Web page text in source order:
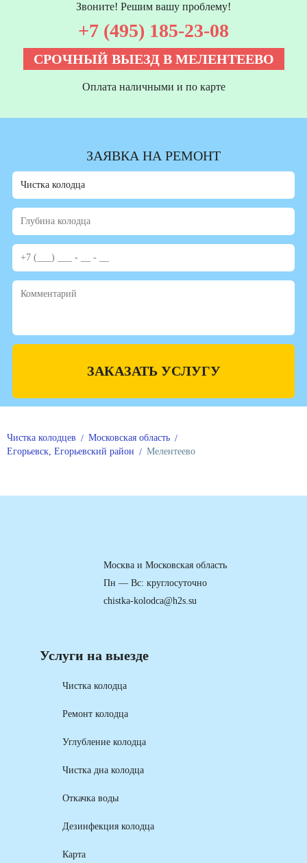
Звоните! Решим вашу проблему!
+7 (495) 185-23-08
СРОЧНЫЙ ВЫЕЗД В МЕЛЕНТЕЕВО
Оплата наличными и по карте
ЗАЯВКА НА РЕМОНТ
ЗАКАЗАТЬ УСЛУГУ
Чистка колодцев
Московская область
Егорьевск, Егорьевский район
Мелентеево
Услуги на выезде
Чистка колодца
Ремонт колодца
Углубление колодца
Чистка дна колодца
Откачка воды
Дезинфекция колодца
Карта
Москва и Московская область
Пн — Вс: круглосуточно
chistka-kolodca@h2s.su